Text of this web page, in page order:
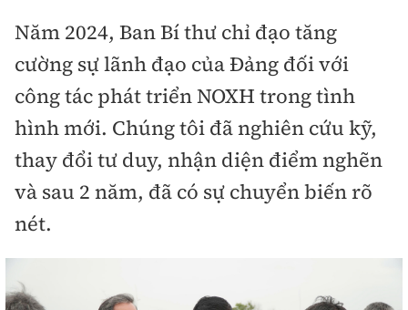
Năm 2024, Ban Bí thư chỉ đạo tăng
cường sự lãnh đạo của Đảng đối với
công tác phát triển NOXH trong tình
hình mới. Chúng tôi đã nghiên cứu kỹ,
thay đổi tư duy, nhận diện điểm nghẽn
và sau 2 năm, đã có sự chuyển biến rõ
nét.